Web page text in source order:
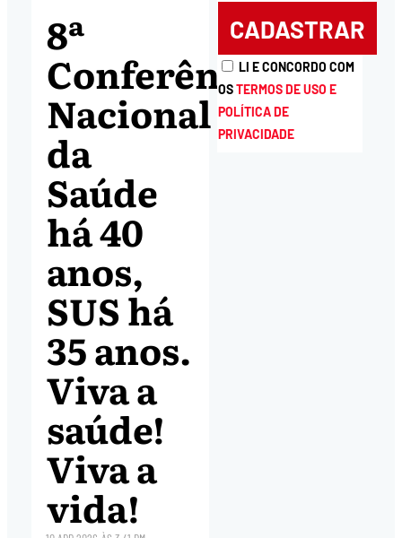
8ª
Conferência
Nacional
da
Saúde
há 40
anos,
SUS há
35 anos.
Viva a
saúde!
Viva a
vida!
LI E CONCORDO COM
OSTERMOS DE USO E
POLÍTICA DE
PRIVACIDADE